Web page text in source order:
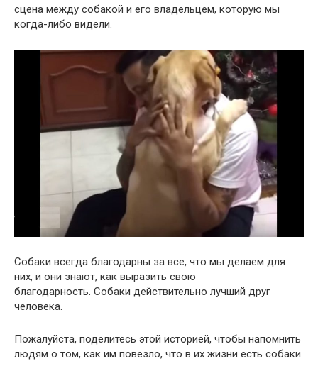
сцена между собакой и его владельцем, которую мы
когда-либо видели.
Собаки всегда благодарны за все, что мы делаем для
них, и они знают, как выразить свою
благодарность. Собаки действительно лучший друг
человека.
Пожалуйста, поделитесь этой историей, чтобы напомнить
людям о том, как им повезло, что в их жизни есть собаки.